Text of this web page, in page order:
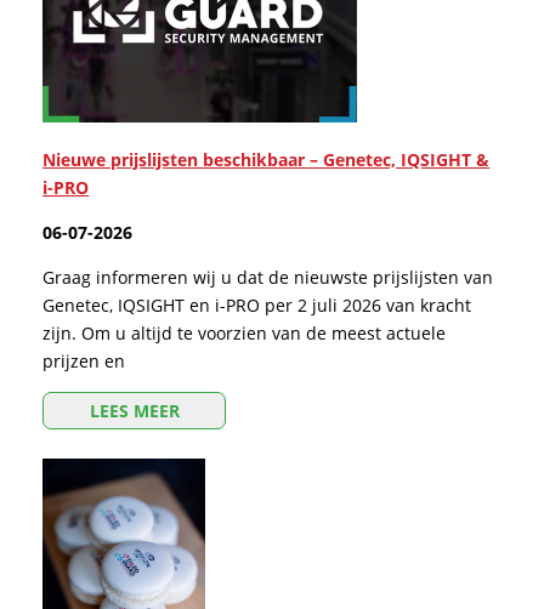
Nieuwe prijslijsten beschikbaar – Genetec, IQSIGHT &
i-PRO
06-07-2026
Graag informeren wij u dat de nieuwste prijslijsten van
Genetec, IQSIGHT en i-PRO per 2 juli 2026 van kracht
zijn. Om u altijd te voorzien van de meest actuele
prijzen en
LEES MEER